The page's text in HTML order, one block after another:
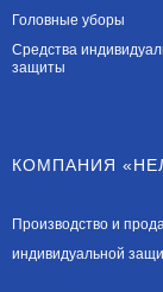
Головные уборы
Средства
защиты
КОМПАНИЯ
Производство и
индивидуальной